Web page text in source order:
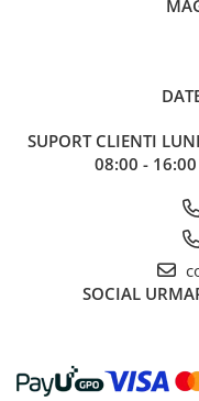
Figurine
Teren
SUPORT CLIENTI
08:00 -
SOCIAL